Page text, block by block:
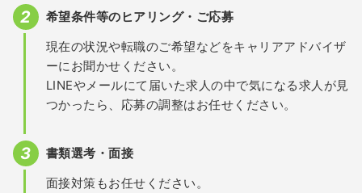
希望条件等のヒアリング・ご応募
現在の状況や転職のご希望などをキャリアアドバイザ
ーにお聞かせください。
LINEやメールにて届いた求人の中で気になる求人が見
つかったら、応募の調整はお任せください。
書類選考・面接
面接対策もお任せください。